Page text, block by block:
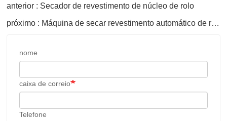
anterior : Secador de revestimento de núcleo de rolo
próximo : Máquina de secar revestimento automático de rolos 4Deck
nome
caixa de correio
Telefone